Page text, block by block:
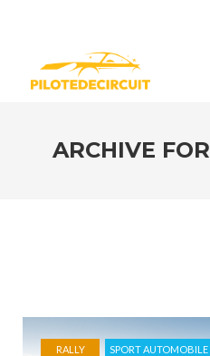
ARCHIVE FOR
RALLY SPORT AUTOMOBILE